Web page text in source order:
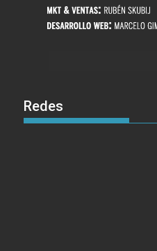
Redes